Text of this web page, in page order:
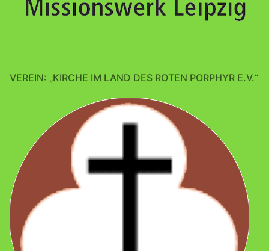
VEREIN: „KIRCHE IM LAND DES ROTEN PORPHYR E.V.“